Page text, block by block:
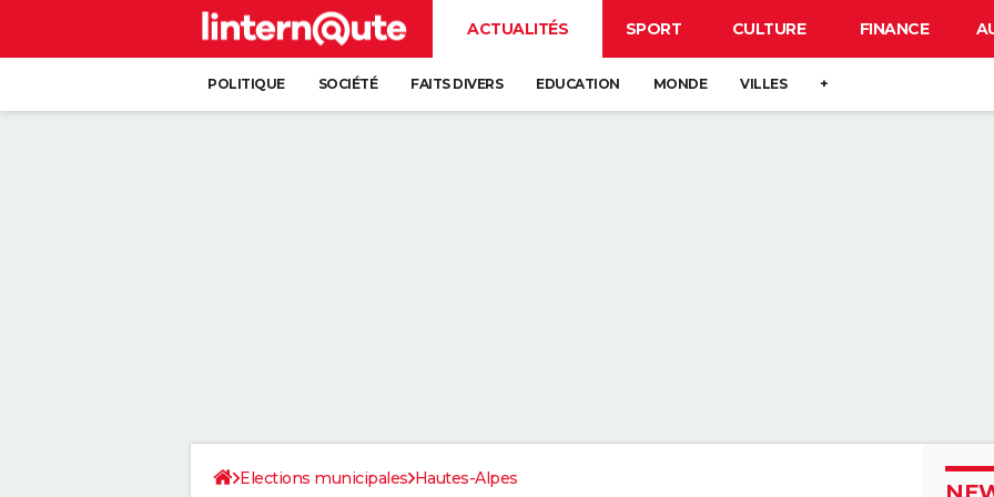
ACTUALITÉS SPORT CULTURE FINANCE
POLITIQUE SOCIÉTÉ FAITS DIVERS EDUCATION MONDE VILLES +
Elections municipales Hautes-Alpes